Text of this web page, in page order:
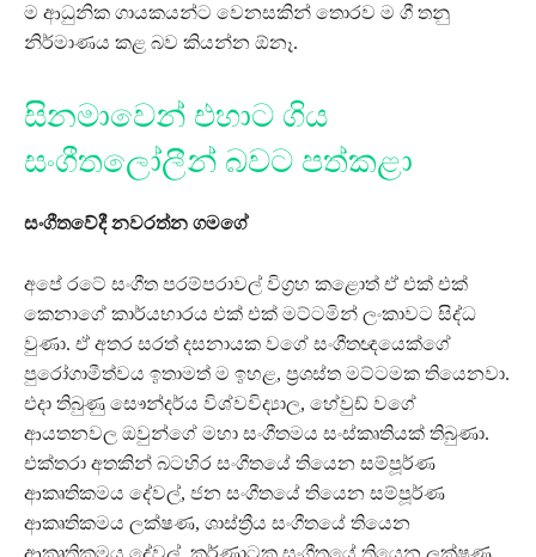
ම ආධුනික ගායකයන්ට වෙනසකින් තොරව ම ගී තනු
නිර්මාණය කළ බව කියන්න ඕනෑ.
සිනමාවෙන් එහාට ගිය
සංගීතලෝලීන් බවට පත්කළා
සංගීතවේදී නවරත්න ගමගේ
අපේ රටේ සංගීත පරම්පරාවල් විග්‍රහ කළොත් ඒ එක් එක්
කෙනාගේ කාර්යභාරය එක් එක් මට්ටමින් ලංකාවට සිද්ධ
වුණා. ඒ අතර සරත් දසනායක වගේ සංගීතඥයෙක්ගේ
පුරෝගාමීත්වය ඉතාමත් ම ඉහළ, ප්‍රශස්ත මට්ටමක තියෙනවා.
එදා තිබුණු සෞන්දර්ය විශ්වවිද්‍යාල, හේවුඩ් වගේ
ආයතනවල ඔවුන්ගේ මහා සංගීතමය සංස්කෘතියක් තිබුණා.
එක්තරා අතකින් බටහිර සංගීතයේ තියෙන සම්පූර්ණ
ආකෘතිකමය දේවල්, ජන සංගීතයේ තියෙන සම්පූර්ණ
ආකෘතිකමය ලක්ෂණ, ශාස්ත්‍රීය සංගීතයේ තියෙන
ආකෘතිකමය දේවල්, කර්ණාටක සංගීතයේ තියෙන ලක්ෂණ